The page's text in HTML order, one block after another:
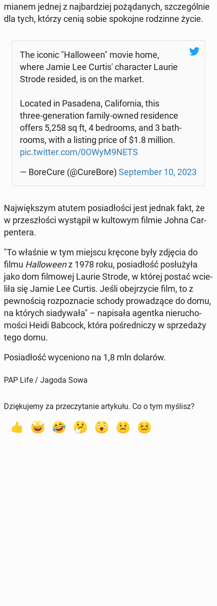
mianem jednej z naj­bar­dziej po­żą­da­nych, szcze­gól­nie
dla tych, którzy cenią sobie spo­koj­ne ro­dzin­ne życie.
The iconic "Hal­lo­we­en" movie home,
where Jamie Lee Curtis' cha­rac­ter Laurie
Strode resided, is on the market.
Located in Pa­sa­de­na, Ca­li­for­nia, this
three-ge­ne­ra­tion family-owned re­si­den­ce
offers 5,258 sq ft, 4 be­dro­oms, and 3 ba­th­
ro­oms, with a listing price of $1.8 million.
pic.twitter.com/0OWyM9NETS
— Bo­re­Cu­re (@Cu­re­Bo­re) Sep­tem­ber 10, 2023
Naj­więk­szym atutem po­sia­dło­ści jest jednak fakt, że
w prze­szło­ści wy­stą­pił w kul­to­wym filmie Johna Car­
pen­te­ra.
"To właśnie w tym miejscu kręcone były zdjęcia do
filmu Hal­lo­we­enz 1978 roku, po­sia­dłość po­słu­ży­ła
jako dom fil­mo­wej Laurie Strode, w której postać wcie­
li­ła się Jamie Lee Curtis. Jeśli obej­rzy­cie film, to z
pew­no­ścią roz­po­zna­cie schody pro­wa­dzą­ce do domu,
na których sia­dy­wa­ła" – na­pi­sa­ła agentka nie­ru­cho­
mo­ści Heidi Babcock, która po­śred­ni­czy w sprze­da­ży
tego domu.
Po­sia­dłość wy­ce­nio­no na 1,8 mln dolarów.
PAP Life / Jagoda Sowa
Dziękujemy za przeczytanie artykułu. Co o tym myślisz?